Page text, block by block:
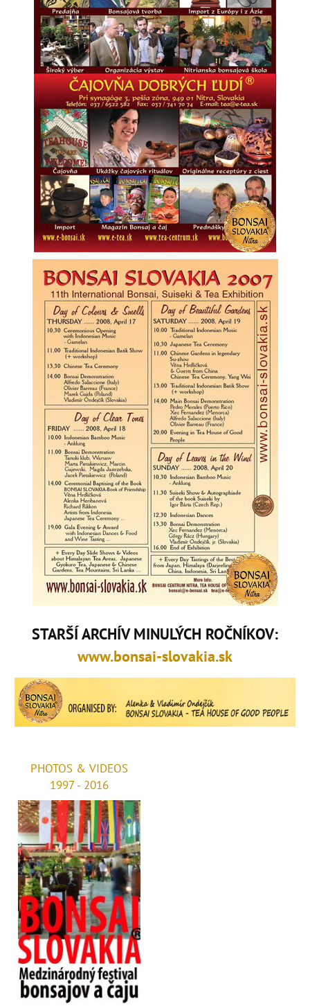
STARŠÍ ARCHÍV MINULÝCH ROČNÍKOV:
www.bonsai-slovakia.sk
PHOTOS & VIDEOS
1997 - 2016